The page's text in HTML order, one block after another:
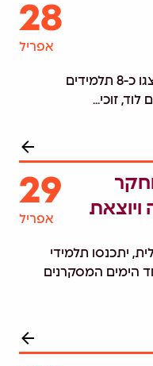
אירוע חווייתי ומעורר השראה, בו יוצגו כ-8 תלמידים
זוכי...
28
אפריל
ויוצאת
יתכנסו תלמידי
הימים המסקרנים
29
אפריל